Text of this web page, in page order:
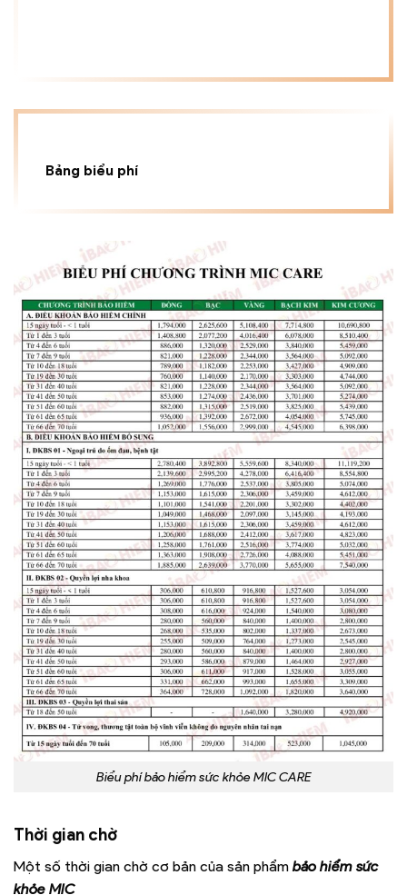
Bảng biểu phí
Biểu phí bảo hiểm sức khỏe MIC CARE
Thời gian chờ
Một số thời gian chờ cơ bản của sản phẩm bảo hiểm sức
khỏe MIC